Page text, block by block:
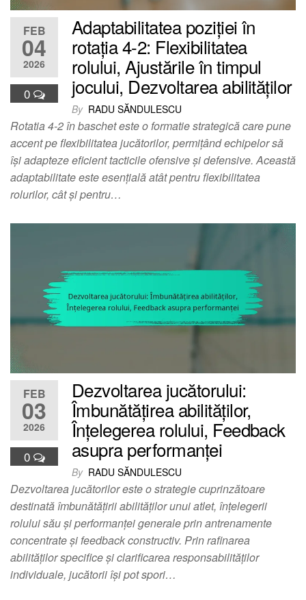
FEB
04
2026
0
Adaptabilitatea poziției în
rotația 4-2: Flexibilitatea
rolului, Ajustările în timpul
jocului, Dezvoltarea abilităților
By RADU SĂNDULESCU
Rotatia 4-2 în baschet este o formatie strategică care pune
accent pe flexibilitatea jucătorilor, permițând echipelor să
își adapteze eficient tacticile ofensive și defensive. Această
adaptabilitate este esențială atât pentru flexibilitatea
rolurilor, cât și pentru…
FEB
03
2026
0
Dezvoltarea jucătorului:
Îmbunătățirea abilităților,
Înțelegerea rolului, Feedback
asupra performanței
By RADU SĂNDULESCU
Dezvoltarea jucătorilor este o strategie cuprinzătoare
destinată îmbunătățirii abilităților unui atlet, înțelegerii
rolului său și performanței generale prin antrenamente
concentrate și feedback constructiv. Prin rafinarea
abilităților specifice și clarificarea responsabilităților
individuale, jucătorii își pot spori…